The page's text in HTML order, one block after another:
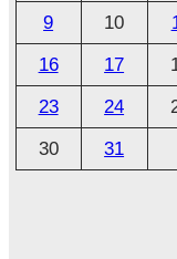
o
9
10
16
17
23
24
30
31